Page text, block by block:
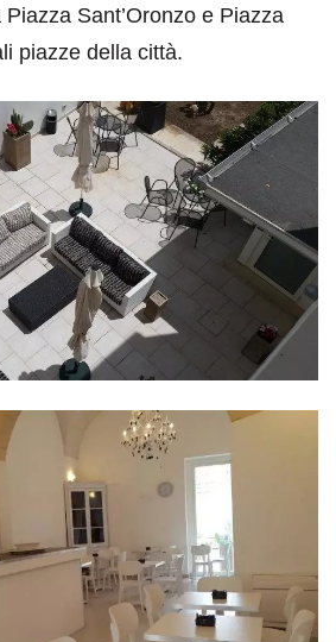
Sant’Oronzo e Piazza
piazze della città.